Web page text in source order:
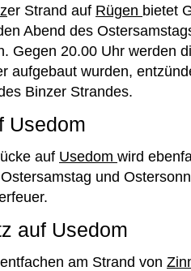
er Strand auf Rügen bietet
Abend des
Gegen 20.00 Uhr werden
aufgebaut wurden,
Binzer Strandes.
Usedom
auf Usedom wird
und
auf Usedom
am Strand von